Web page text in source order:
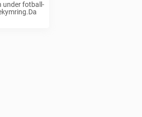
under fotball-